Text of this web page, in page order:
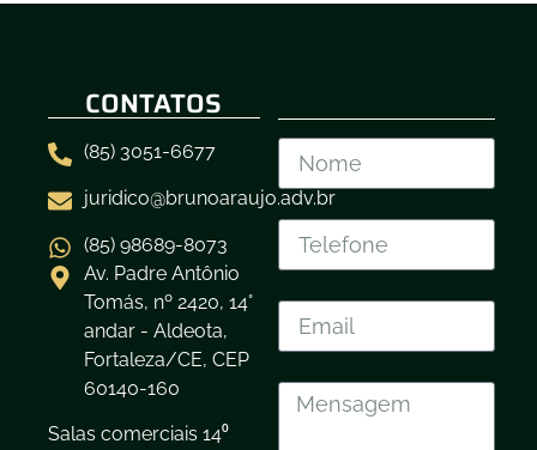
CONTATOS
(85) 3051-6677
juridico@brunoaraujo.adv.br
(85) 98689-8073
Av. Padre Antônio
Tomás, nº 2420, 14°
andar - Aldeota,
Fortaleza/CE, CEP
60140-160
Salas comerciais 14⁰